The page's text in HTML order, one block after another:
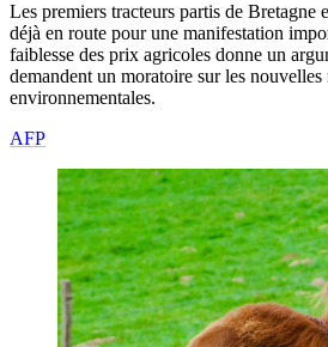
Les premiers tracteurs partis de Bretagne
déjà en route pour une manifestation
faiblesse des prix agricoles donne un
demandent un moratoire sur les nouvelles
environnementales.
AFP